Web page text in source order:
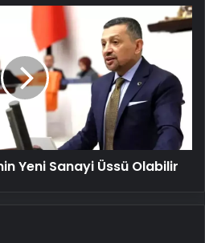
Yeni Sanayi Üssü Olabilir